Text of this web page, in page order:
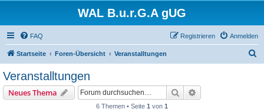
WAL B.u.r.G.A gUG
FAQ Anmelden
Registrieren
Startseite Foren-Übersicht Veranstalltungen
Veranstalltungen
Neues Thema Suche
6 Themen • Seite 1 von 1